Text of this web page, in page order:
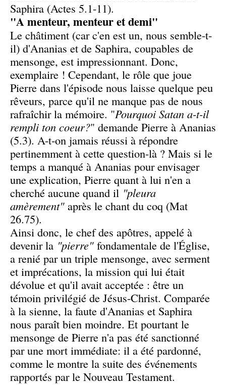
Saphira (Actes 5.1-11).
"A menteur, menteur et demi"
Le châtiment (car c'en est un, nous semble-t-
il) d'Ananias et de Saphira, coupables de
mensonge, est impressionnant. Donc,
exemplaire ! Cependant, le rôle que joue
Pierre dans l'épisode nous laisse quelque peu
rêveurs, parce qu'il ne manque pas de nous
rafraîchir la mémoire. "Pourquoi Satan a-t-il
rempli ton coeur?" demande Pierre à Ananias
(5.3). A-t-on jamais réussi à répondre
pertinemment à cette question-là ? Mais si le
temps a manqué à Ananias pour envisager
une explication, Pierre quant à lui n'en a
cherché aucune quand il "pleura
amèrement"après le chant du coq (Mat
26.75).
Ainsi donc, le chef des apôtres, appelé à
devenir la "pierre"fondamentale de l'Église,
a renié par un triple mensonge, avec serment
et imprécations, la mission qui lui était
dévolue et qu'il avait acceptée : être un
témoin privilégié de Jésus-Christ. Comparée
à la sienne, la faute d'Ananias et Saphira
nous paraît bien moindre. Et pourtant le
mensonge de Pierre n'a pas été sanctionné
par une mort immédiate: il a été pardonné,
comme le montre la suite des événements
rapportés par le Nouveau Testament.